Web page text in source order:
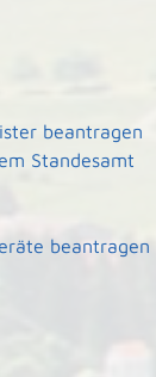
beantragen
Standesamt
beantragen